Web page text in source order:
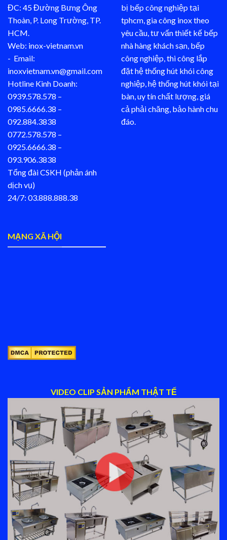
ĐC: 45 Đường Bưng Ông
Thoàn, P. Long Trường, TP.
HCM.
Web: inox-vietnam.vn
- Email:
inoxvietnam.vn@gmail.com
Hotline Kinh Doanh:
0939.578.578 –
0985.6666.38 –
092.884.3838
0772.578.578 –
0925.6666.38 –
093.906.3838
Tổng đài CSKH (phản ánh
dịch vụ)
24/7: 03.888.888.38
bị bếp công nghiệp tại
tphcm, gia công inox theo
yêu cầu, tư vấn thiết kế bếp
nhà hàng khách sạn, bếp
công nghiệp, thi công lắp
đặt hệ thống hút khói công
nghiệp, hệ thống hút khói tại
bàn, uy tín chất lượng, giá
cả phải chăng, bảo hành chu
đáo.
MẠNG XÃ HỘI
VIDEO CLIP SẢN PHẨM THẬT TẾ